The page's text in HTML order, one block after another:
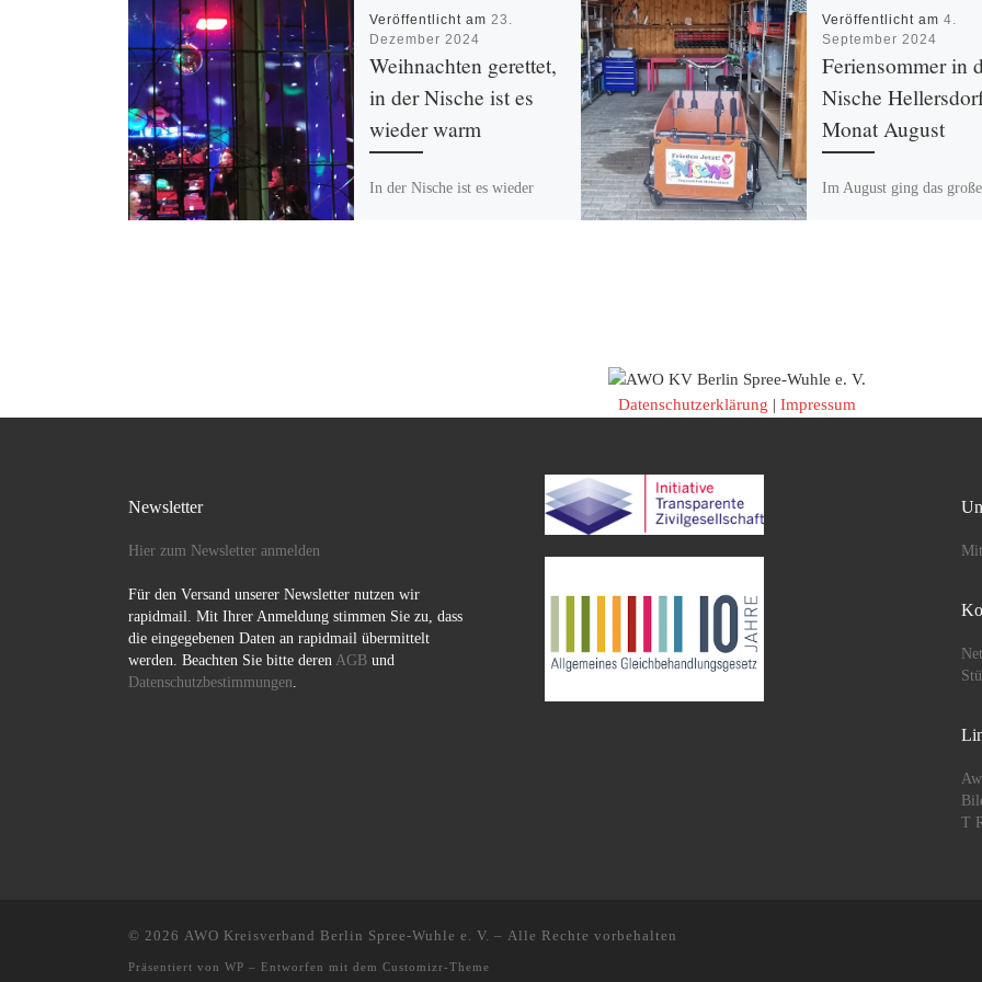
Veröffentlicht am 23.
Dezember 2024
Weihnachten gerettet,
in der Nische ist es
wieder warm
In der Nische ist es wieder
Veröffentlicht am 4.
September 2024
Feriensommer in
Nische
Monat August
Im August ging das große
Datenschutzerklärung | Impressum
Newsletter
Hier zum Newsletter anmelden
Für den Versand unserer Newsletter nutzen wir
rapidmail. Mit Ihrer Anmeldung stimmen Sie zu, dass
die eingegebenen Daten an rapidmail übermittelt
werden. Beachten Sie bitte deren AGB und
Datenschutzbestimmungen.
T
© 2026 AWO Kreisverband Berlin Spree-Wuhle e. V. – Alle Rechte vorbehalten
Präsentiert von WP – Entworfen mit dem Customizr-Theme